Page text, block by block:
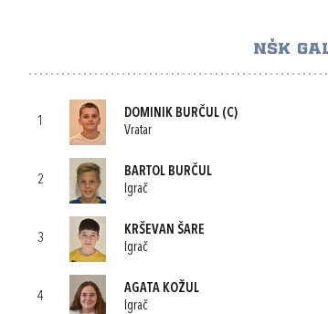
NŠK
1
DOMINIK BURČUL (C)
Vratar
2
BARTOL BURČUL
Igrač
3
KRŠEVAN ŠARE
Igrač
4
AGATA KOŽUL
Igrač